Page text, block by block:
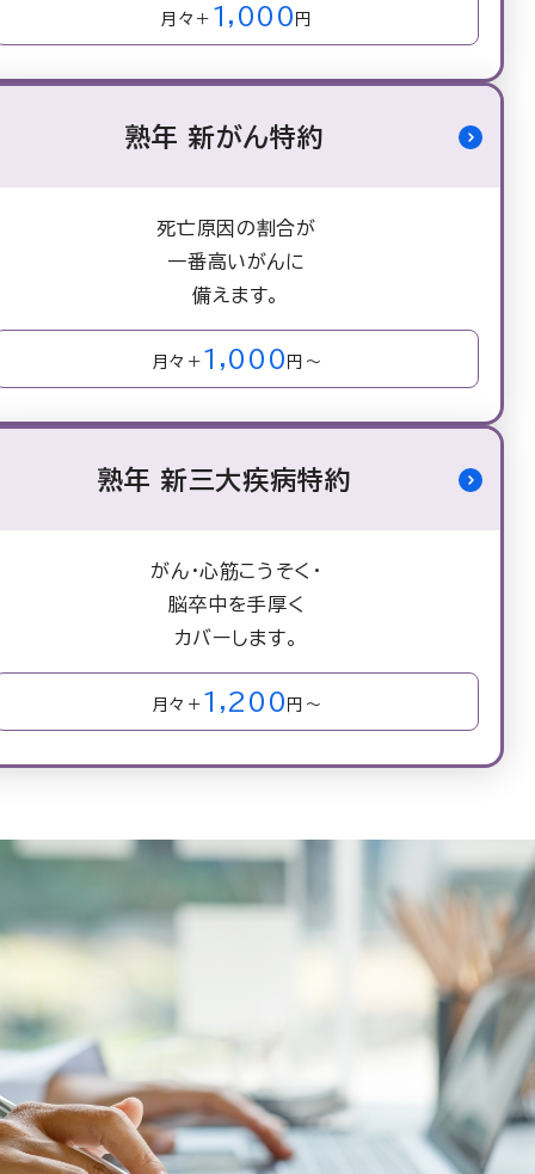
月々＋ 1,000 円
熟年 新がん特約
死亡原因の割合が
一番高いがんに
備えます。
月々＋ 1,000 円～
熟年 新三大疾病特約
がん・心筋こうそく・
脳卒中を手厚く
カバーします。
月々＋ 1,200 円～